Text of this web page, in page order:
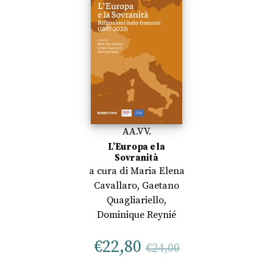
AA.VV.
L’Europa e la
Sovranità
a cura di Maria Elena
Cavallaro, Gaetano
Quagliariello,
Dominique Reynié
€22,80 €24,00